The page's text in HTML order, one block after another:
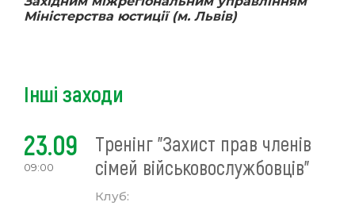
Міністерства юстиції (м. Львів)
Інші заходи
23.09
09:00
Тренінг "Захист прав членів
сімей військовослужбовців"
Клуб: